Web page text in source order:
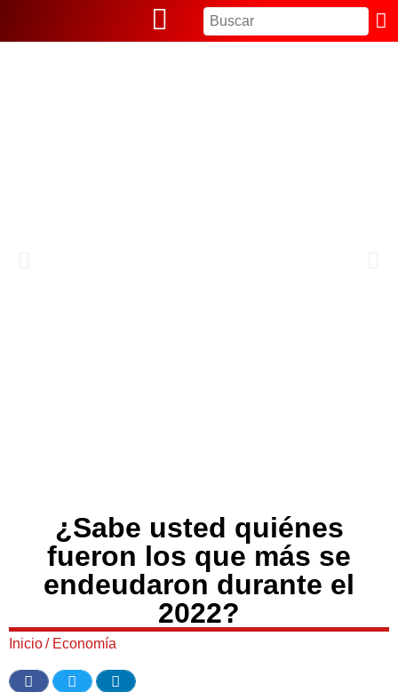
¿Sabe usted quiénes
fueron los que más se
endeudaron durante el
2022?
Inicio/ Economía